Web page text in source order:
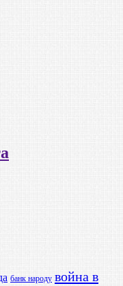
банк народу война в